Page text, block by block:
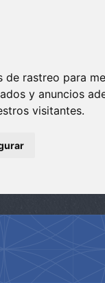
rastreo para
y anuncios
visitantes.